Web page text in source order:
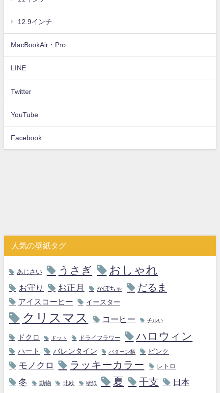
12.9インチ
MacBookAir・Pro
LINE
Twitter
YouTube
Facebook
人気の壁紙タグ
あじさい うさぎ おしゃれ
お守り お正月 かぼちゃ だるま
アイスコーヒー イースター
クリスマス コーヒー チルい
ドクロ ドット ドライフラワー ハロウィン
ハート バレンタイン パターン柄 ピンク
モノクロ ラッキーカラー レトロ
冬 動物 北欧 壁紙 夏 干支 日本